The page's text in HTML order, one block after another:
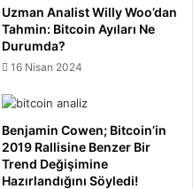
Uzman Analist Willy Woo’dan
Tahmin: Bitcoin Ayıları Ne
Durumda?
16 Nisan 2024
Benjamin Cowen; Bitcoin’in
2019 Rallisine Benzer Bir
Trend Değişimine
Hazırlandığını Söyledi!